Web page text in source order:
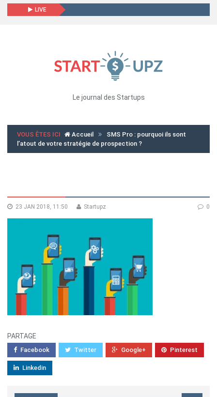
LIVE
Le journal des Startups
VOUS ÊTES ICI Accueil
SMS Pro : pourquoi ils sont
l’atout de votre stratégie de prospection ?
23 JAN 2018, 11:50 0
Startupz
PARTAGE
Facebook Twitter Google+ Pinterest
Linkedin